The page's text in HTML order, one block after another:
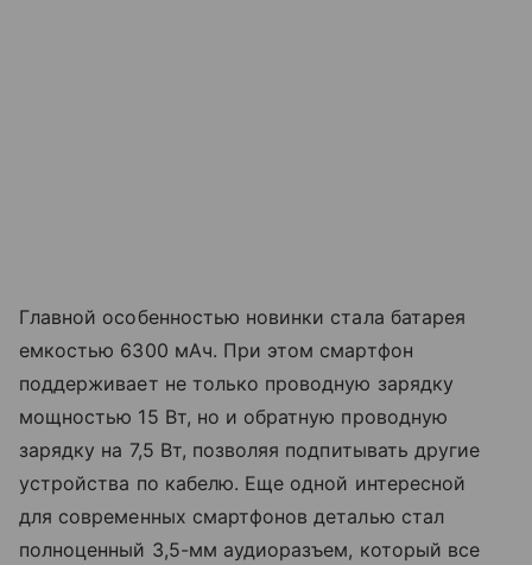
Главной особенностью новинки стала батарея
емкостью 6300 мАч. При этом смартфон
поддерживает не только проводную зарядку
мощностью 15 Вт, но и обратную проводную
зарядку на 7,5 Вт, позволяя подпитывать другие
устройства по кабелю. Еще одной интересной
для современных смартфонов деталью стал
полноценный 3,5-мм аудиоразъем, который все